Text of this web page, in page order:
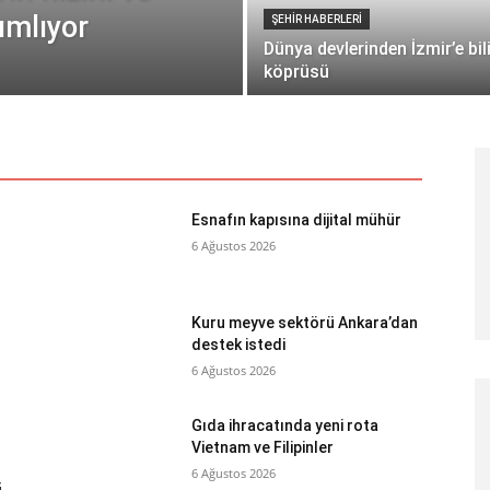
ŞEHİR HABERLERİ
Dünya devlerinden İzmir’e
köprüsü
Esnafın kapısına dijital mühür
6 Ağustos 2026
Kuru meyve sektörü Ankara’dan
destek istedi
6 Ağustos 2026
Gıda ihracatında yeni rota
Vietnam ve Filipinler
6 Ağustos 2026